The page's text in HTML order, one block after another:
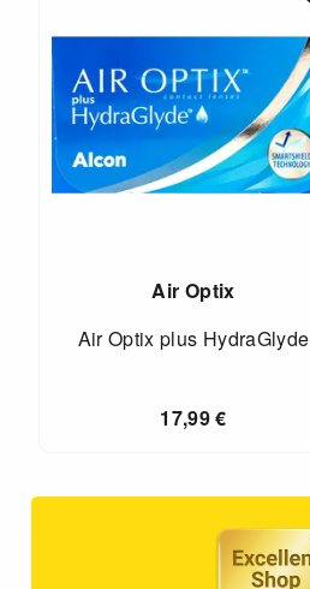
Air Optix
Air Optix plus HydraGlyde
17,99€